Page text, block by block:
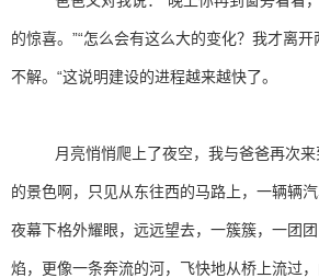
的惊喜。”“怎么会有这么大的变化？我才离
不解。“这说明建设的进程越来越快了。
月亮悄悄爬上了夜空，我与爸爸再次来
的景色啊，只见从东往西的马路上，一辆辆
夜幕下格外耀眼，远远望去，一簇簇，一团
焰，更像一条奔流的河，飞快地从桥上流过